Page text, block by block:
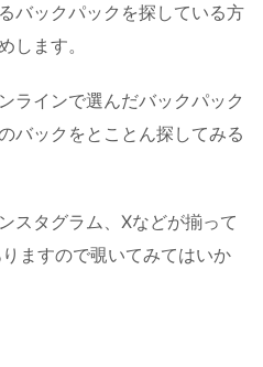
バックパックを探している方
します。
ラインで選んだバックパック
バックをとことん探してみる
スタグラム、Xなどが揃って
ますので覗いてみてはいか